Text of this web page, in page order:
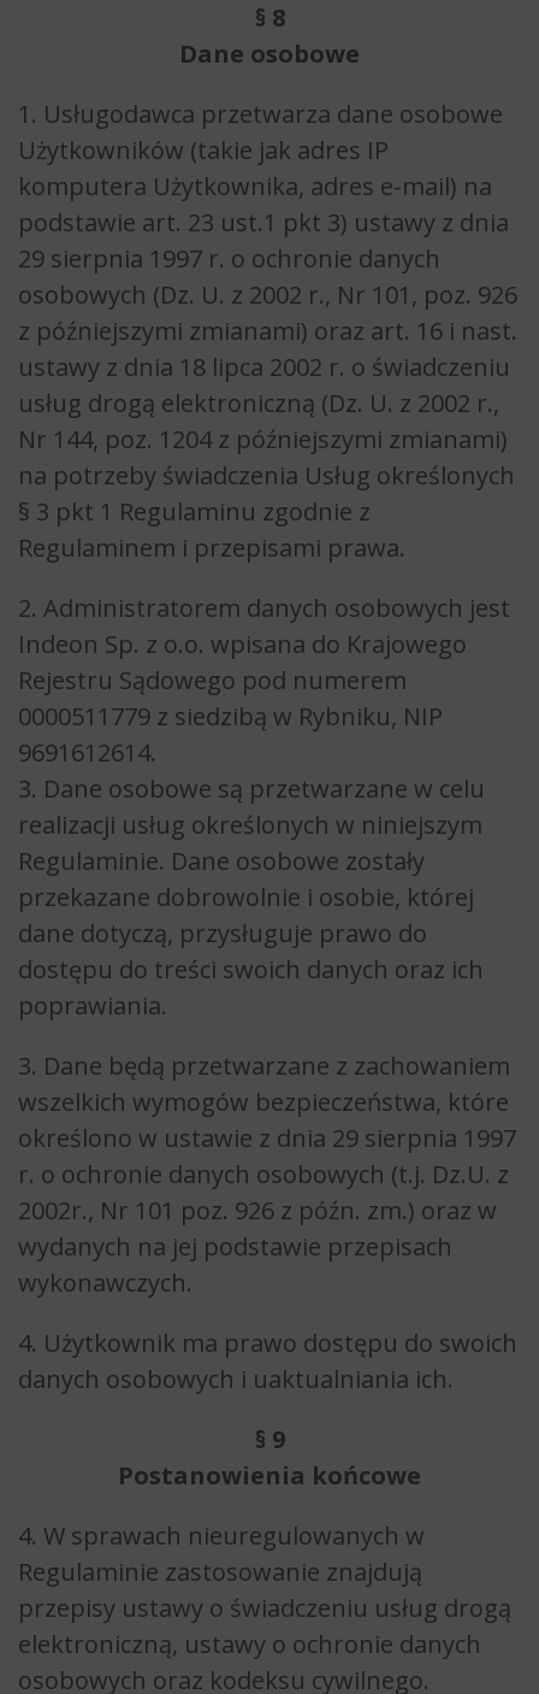
§ 8
Dane osobowe
1. Usługodawca przetwarza dane osobowe
Użytkowników (takie jak adres IP
komputera Użytkownika, adres e-mail) na
podstawie art. 23 ust.1 pkt 3) ustawy z dnia
29 sierpnia 1997 r. o ochronie danych
osobowych (Dz. U. z 2002 r., Nr 101, poz. 926
z późniejszymi zmianami) oraz art. 16 i nast.
ustawy z dnia 18 lipca 2002 r. o świadczeniu
usług drogą elektroniczną (Dz. U. z 2002 r.,
Nr 144, poz. 1204 z późniejszymi zmianami)
na potrzeby świadczenia Usług określonych
§ 3 pkt 1 Regulaminu zgodnie z
Regulaminem i przepisami prawa.
2. Administratorem danych osobowych jest
Indeon Sp. z o.o. wpisana do Krajowego
Rejestru Sądowego pod numerem
0000511779 z siedzibą w Rybniku, NIP
9691612614.
3. Dane osobowe są przetwarzane w celu
realizacji usług określonych w niniejszym
Regulaminie. Dane osobowe zostały
przekazane dobrowolnie i osobie, której
dane dotyczą, przysługuje prawo do
dostępu do treści swoich danych oraz ich
poprawiania.
3. Dane będą przetwarzane z zachowaniem
wszelkich wymogów bezpieczeństwa, które
określono w ustawie z dnia 29 sierpnia 1997
r. o ochronie danych osobowych (t.j. Dz.U. z
2002r., Nr 101 poz. 926 z późn. zm.) oraz w
wydanych na jej podstawie przepisach
wykonawczych.
4. Użytkownik ma prawo dostępu do swoich
danych osobowych i uaktualniania ich.
§ 9
Postanowienia końcowe
4. W sprawach nieuregulowanych w
Regulaminie zastosowanie znajdują
przepisy ustawy o świadczeniu usług drogą
elektroniczną, ustawy o ochronie danych
osobowych oraz kodeksu cywilnego.